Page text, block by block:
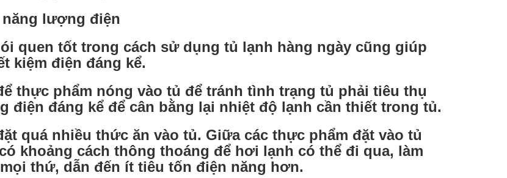
năng lượng điện
quen tốt trong cách sử dụng tủ lạnh hàng ngày cũng giúp
kiệm điện đáng kể.
thực phẩm nóng vào tủ để tránh tình trạng tủ phải tiêu thụ
điện đáng kể để cân bằng lại nhiệt độ lạnh cần thiết trong tủ.
quá nhiều thức ăn vào tủ. Giữa các thực phẩm đặt vào tủ
khoảng cách thông thoáng để hơi lạnh có thể đi qua, làm
thứ, dẫn đến ít tiêu tốn điện năng hơn.